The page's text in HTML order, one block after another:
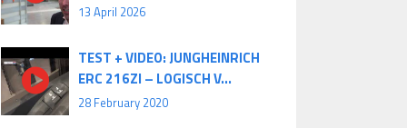
13 April 2026
TEST + VIDEO: JUNGHEINRICH
ERC 216ZI – LOGISCH V...
28 February 2020